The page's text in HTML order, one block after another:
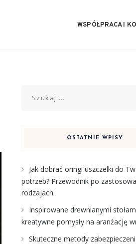
WSPÓŁPRACA I
OSTATNIE WPISY
Jak dobrać oringi uszczelki do
potrzeb? Przewodnik po
rodzajach
Inspirowane drewnianymi
kreatywne pomysły na aranżację
Skuteczne metody